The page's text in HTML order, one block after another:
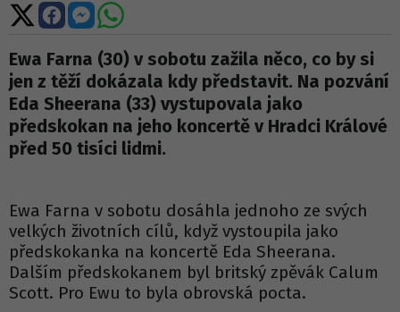
Sdílet
na
X
Sdílet
na
Facebooku
Sdílet
na
Messengeru
Sdílet
WhatsApp
Ewa Farna (30) v sobotu zažila něco, co by si
jen z těží dokázala kdy představit. Na pozvání
Eda Sheerana (33) vystupovala jako
předskokan na jeho koncertě v Hradci Králové
před 50 tisíci lidmi.
Ewa Farna v sobotu dosáhla jednoho ze svých
velkých životních cílů, když vystoupila jako
předskokanka na koncertě Eda Sheerana.
Dalším předskokanem byl britský zpěvák Calum
Scott. Pro Ewu to byla obrovská pocta.